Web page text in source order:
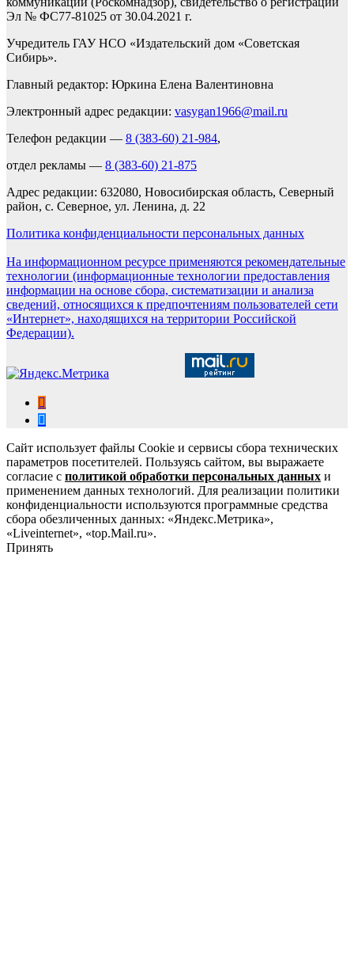
Эл № ФС77-81025 от 30.04.2021 г.
Учредитель ГАУ НСО «Издательский дом «Советская
Сибирь».
Главный редактор: Юркина Елена Валентиновна
Электронный адрес редакции: vasygan1966@mail.ru
Телефон редакции — 8 (383-60) 21-984,
отдел рекламы — 8 (383-60) 21-875
Адрес редакции: 632080, Новосибирская область, Северный
район, с. Северное, ул. Ленина, д. 22
Политика конфиденциальности персональных данных
На информационном ресурсе применяются рекомендательные
технологии (информационные технологии предоставления
информации на основе сбора, систематизации и анализа
сведений, относящихся к предпочтениям пользователей сети
«Интернет», находящихся на территории Российской
Федерации).
Сайт использует файлы Cookie и сервисы сбора технических
параметров посетителей. Пользуясь сайтом, вы выражаете
согласие с политикой обработки персональных данных и
применением данных технологий. Для реализации политики
конфиденциальности используются программные средства
сбора обезличенных данных: «Яндекс.Метрика»,
«Liveinternet», «top.Mail.ru».
Принять